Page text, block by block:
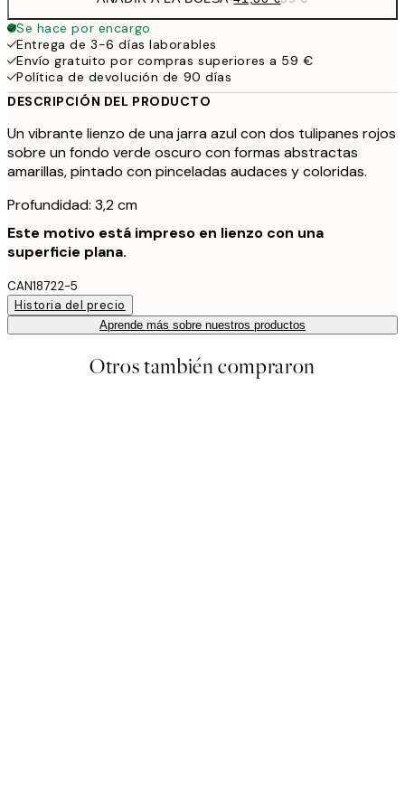
Se hace por encargo
Entrega de 3-6 días laborables
Envío gratuito por compras superiores a 59 €
Política de devolución de 90 días
DESCRIPCIÓN DEL PRODUCTO
Un vibrante lienzo de una jarra azul con dos tulipanes rojos
sobre un fondo verde oscuro con formas abstractas
amarillas, pintado con pinceladas audaces y coloridas.
Profundidad: 3,2 cm
Este motivo está impreso en lienzo con una
superficie plana.
CAN18722-5
Historia del precio
Aprende más sobre nuestros productos
Otros también compraron